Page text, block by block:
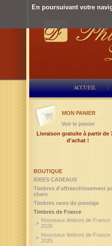
En poursuivant votre
ACCUEIL
BOUTIQUE
IDEES CADEAUX
Timbres d'affranchissement
chers
Timbres rares de prestige
Timbres de France
Nouveaux timbres de France
2026
Nouveaux timbres de France
2025
MON PANIER
Voir le panier
Livraison gratuite à partir de
d'achat !